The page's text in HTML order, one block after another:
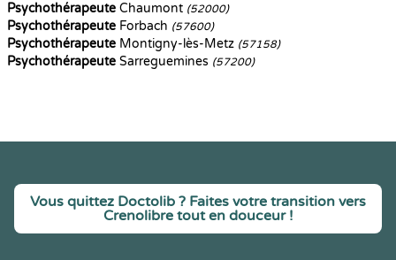
Psychothérapeute Chaumont (52000)
Psychothérapeute Forbach (57600)
Psychothérapeute Montigny-lès-Metz (57158)
Psychothérapeute Sarreguemines (57200)
Vous quittez Doctolib ? Faites votre transition vers
Crenolibre tout en douceur !